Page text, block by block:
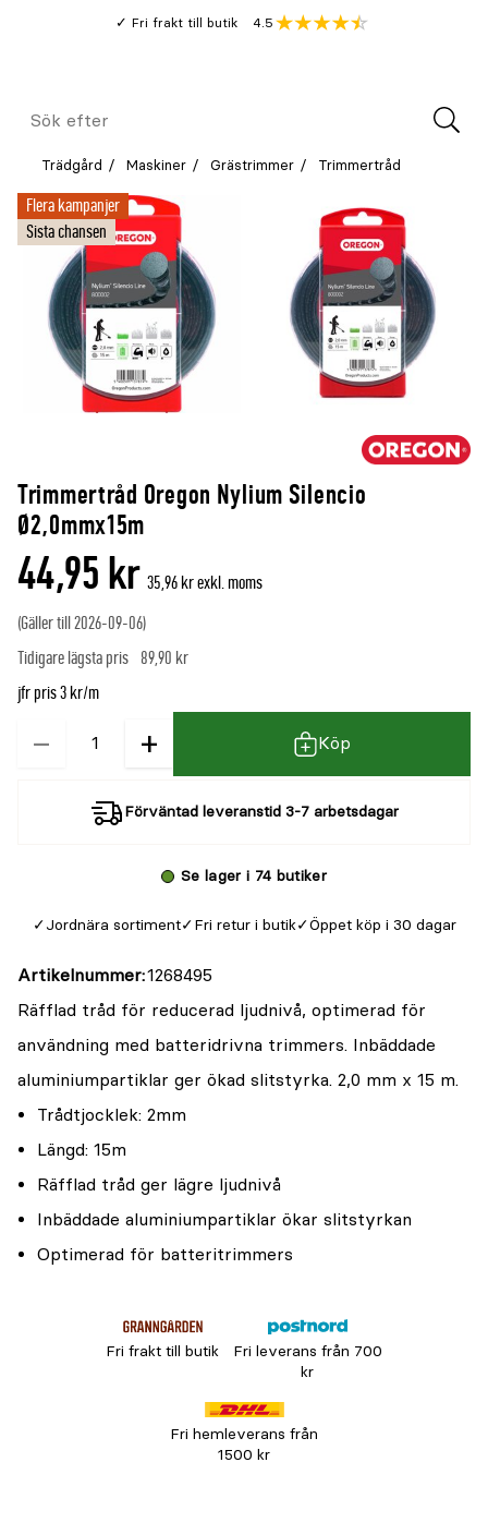
Fri frakt till butik
Genomsnitt
4.5
Meny
Sök
Trädgård Maskiner Grästrimmer Trimmertråd
Trimmertråd Oregon Nylium Silencio
Ø2,0mmx15m
44,95 kr 35,96 kr exkl. moms
(Gäller till 2026-09-06)
Tidigare lägsta pris
89,90 kr
jfr pris 3 kr/m
−
Kvantitet + Köp
Förväntad leveranstid 3-7 arbetsdagar
Se lager i 74 butiker
Jordnära sortiment Fri retur i butik Öppet köp i 30 dagar
Artikelnummer 1268495
Räfflad tråd för reducerad ljudnivå, optimerad för
användning med batteridrivna trimmers. Inbäddade
aluminiumpartiklar ger ökad slitstyrka. 2,0 mm x 15 m.
Trådtjocklek: 2mm
Längd: 15m
Räfflad tråd ger lägre ljudnivå
Inbäddade aluminiumpartiklar ökar slitstyrkan
Optimerad för batteritrimmers
Fri frakt till butik
Fri leverans från 700
kr
Fri hemleverans från
1500 kr
Flera kampanjer
Sista chansen